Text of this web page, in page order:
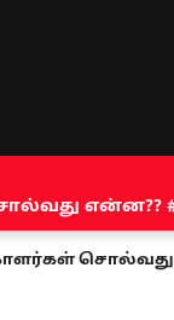
என்ன??
சொல்வது